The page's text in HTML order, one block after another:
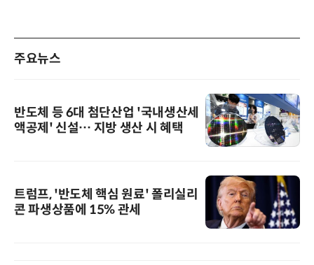
주요뉴스
반도체 등 6대 첨단산업 '국내생산세
액공제' 신설… 지방 생산 시 혜택
트럼프, '반도체 핵심 원료' 폴리실리
콘 파생상품에 15% 관세